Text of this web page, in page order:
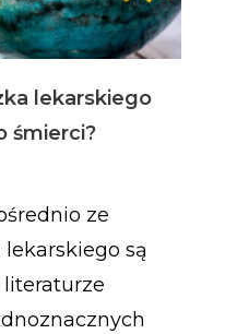
lekarskiego
śmierci?
ze
są